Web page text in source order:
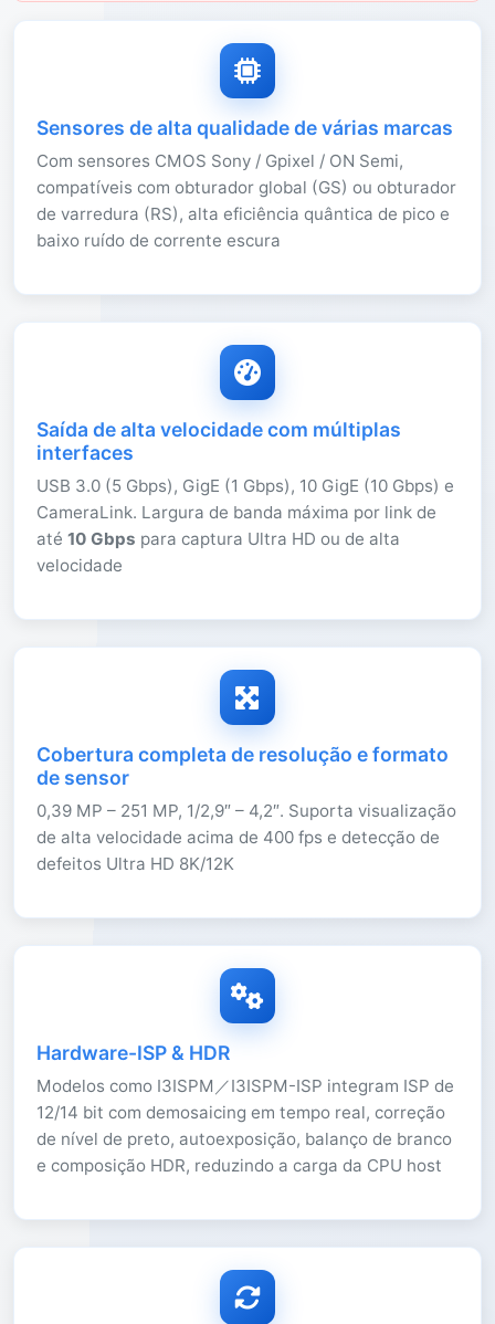
Sensores de alta qualidade de várias marcas
Com sensores CMOS Sony / Gpixel / ON Semi,
compatíveis com obturador global (GS) ou obturador
de varredura (RS), alta eficiência quântica de pico e
baixo ruído de corrente escura
Saída de alta velocidade com múltiplas
interfaces
USB 3.0 (5 Gbps), GigE (1 Gbps), 10 GigE (10 Gbps) e
CameraLink. Largura de banda máxima por link de
até 10 Gbps para captura Ultra HD ou de alta
velocidade
Cobertura completa de resolução e formato
de sensor
0,39 MP – 251 MP, 1/2,9″ – 4,2″. Suporta visualização
de alta velocidade acima de 400 fps e detecção de
defeitos Ultra HD 8K/12K
Hardware-ISP & HDR
Modelos como I3ISPM／I3ISPM-ISP integram ISP de
12/14 bit com demosaicing em tempo real, correção
de nível de preto, autoexposição, balanço de branco
e composição HDR, reduzindo a carga da CPU host